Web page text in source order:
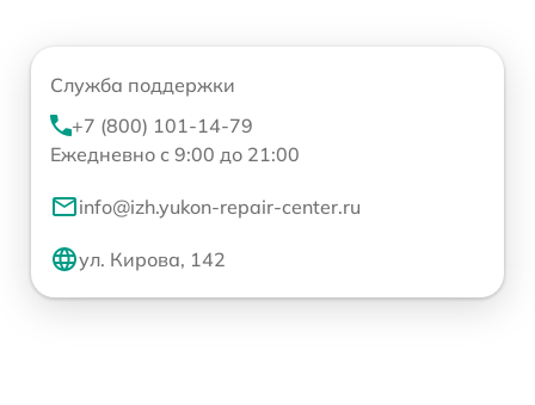
Служба поддержки
+7 (800) 101-14-79
Ежедневно с 9:00 до 21:00
info@izh.yukon-repair-center.ru
ул. Кирова, 142